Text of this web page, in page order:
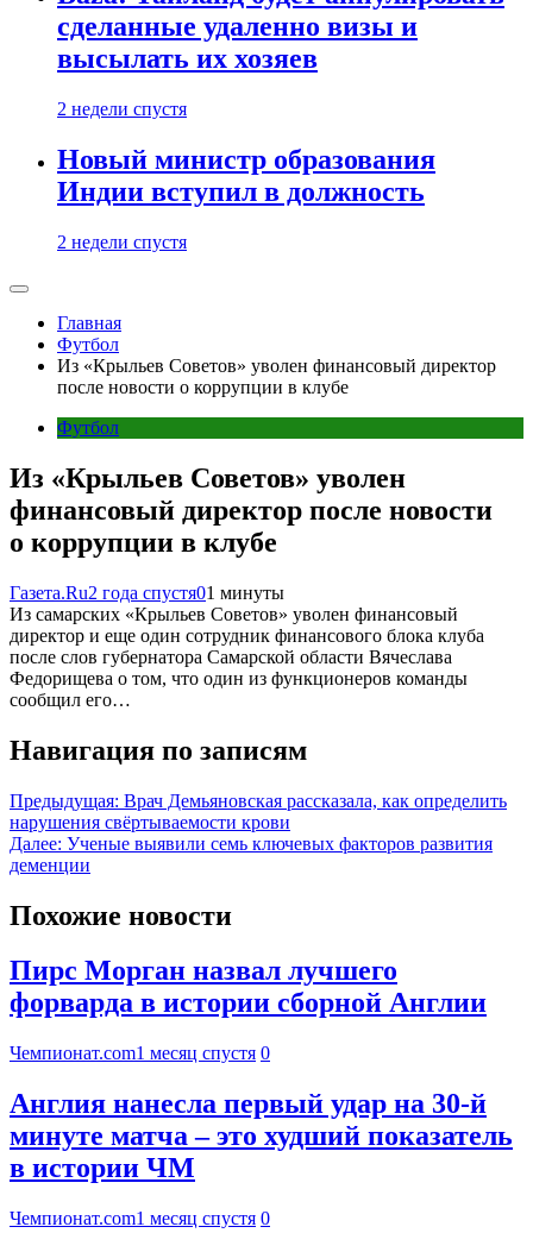
сделанные удаленно визы и
высылать их хозяев
2 недели спустя
Новый министр образования
Индии вступил в должность
2 недели спустя
Главная
Футбол
Из «Крыльев Советов» уволен финансовый директор
после новости о коррупции в клубе
Футбол
Из «Крыльев Советов» уволен
финансовый директор после новости
о коррупции в клубе
Газета.Ru2 года спустя01 минуты
Из самарских «Крыльев Советов» уволен финансовый
директор и еще один сотрудник финансового блока клуба
после слов губернатора Самарской области Вячеслава
Федорищева о том, что один из функционеров команды
сообщил его…
Навигация по записям
Предыдущая: Врач Демьяновская рассказала, как определить
нарушения свёртываемости крови
Далее: Ученые выявили семь ключевых факторов развития
деменции
Похожие новости
Пирс Морган назвал лучшего
форварда в истории сборной Англии
Чемпионат.com1 месяц спустя 0
Англия нанесла первый удар на 30-й
минуте матча – это худший показатель
в истории ЧМ
Чемпионат.com1 месяц спустя 0